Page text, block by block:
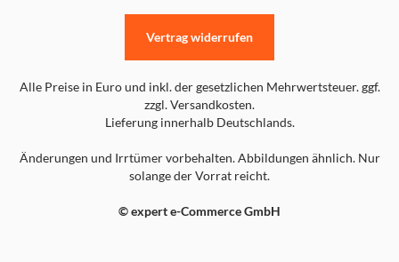
Alle Preise in Euro und inkl. der gesetzlichen Mehrwertsteuer. ggf.
zzgl. Versandkosten.
Lieferung innerhalb Deutschlands.
Änderungen und Irrtümer vorbehalten. Abbildungen ähnlich. Nur
solange der Vorrat reicht.
© expert e-Commerce GmbH
Vertrag widerrufen